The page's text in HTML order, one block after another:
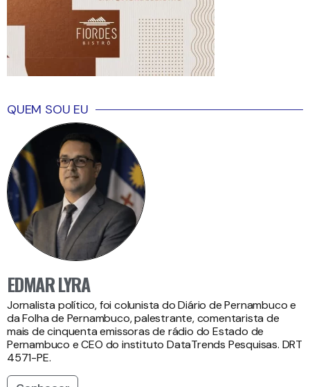
QUEM SOU EU
EDMAR LYRA
Jornalista político, foi colunista do Diário de Pernambuco e
da Folha de Pernambuco, palestrante, comentarista de
mais de cinquenta emissoras de rádio do Estado de
Pernambuco e CEO do instituto DataTrends Pesquisas. DRT
4571-PE.